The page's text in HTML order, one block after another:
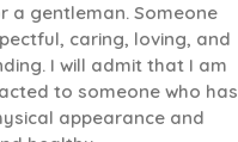
a gentleman. Someone
caring, loving, and
I will admit that I am
to someone who has
appearance and